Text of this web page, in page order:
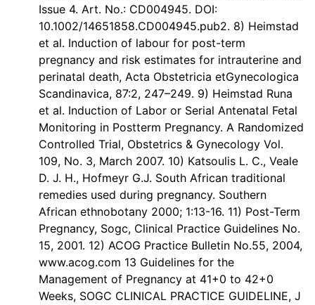
Issue 4. Art. No.: CD004945. DOI:
10.1002/14651858.CD004945.pub2. 8) Heimstad
et al. Induction of labour for post-term
pregnancy and risk estimates for intrauterine and
perinatal death, Acta Obstetricia etGynecologica
Scandinavica, 87:2, 247–249. 9) Heimstad Runa
et al. Induction of Labor or Serial Antenatal Fetal
Monitoring in Postterm Pregnancy. A Randomized
Controlled Trial, Obstetrics & Gynecology Vol.
109, No. 3, March 2007. 10) Katsoulis L. C., Veale
D. J. H., Hofmeyr G.J. South African traditional
remedies used during pregnancy. Southern
African ethnobotany 2000; 1:13-16. 11) Post-Term
Pregnancy, Sogc, Clinical Practice Guidelines No.
15, 2001. 12) ACOG Practice Bulletin No.55, 2004,
www.acog.com 13 Guidelines for the
Management of Pregnancy at 41+0 to 42+0
Weeks, SOGC CLINICAL PRACTICE GUIDELINE, J